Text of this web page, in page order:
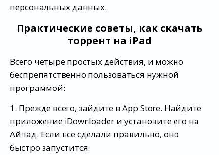
персональных данных.
Практические советы, как скачать
торрент на iPad
Всего четыре простых действия, и можно
беспрепятственно пользоваться нужной
программой:
1. Прежде всего, зайдите в App Store. Найдите
приложение iDownloader и установите его на
Айпад. Если все сделали правильно, оно
быстро запустится.